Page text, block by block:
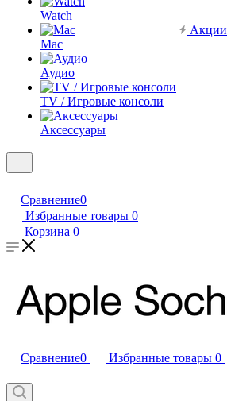
Watch
Mac
Аудио
TV / Игровые консоли
Аксессуары
Акции
Сравнение0
Избранные товары 0
Корзина 0
Сравнение0 Избранные товары 0